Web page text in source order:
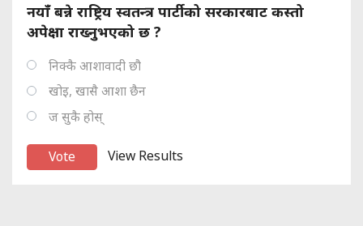
नयाँ बन्ने राष्ट्रिय स्वतन्त्र पार्टीको सरकारबाट कस्तो
अपेक्षा राख्नुभएको छ ?
निक्कै आशावादी छौ
खोइ, खासै आशा छैन
ज सुकै होस्
View Results